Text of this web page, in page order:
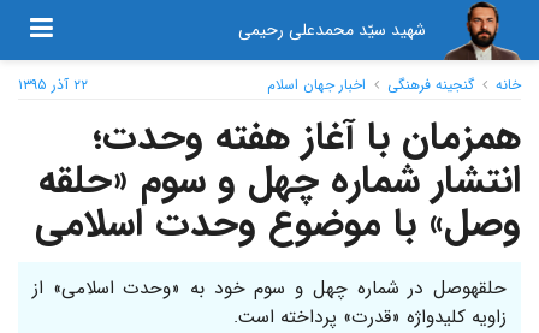
شهید سیّد محمدعلی رحیمی
۲۲ آذر ۱۳۹۵ خانه گنجینه فرهنگی اخبار جهان اسلام
همزمان با آغاز هفته وحدت؛
انتشار شماره چهل ‌و سوم «حلقه
‌وصل» با موضوع وحدت اسلامی
حلقه‎وصل در شماره چهل ‎و سوم خود به «وحدت اسلامی» از
زاویه کلیدواژه «قدرت» پرداخته است.